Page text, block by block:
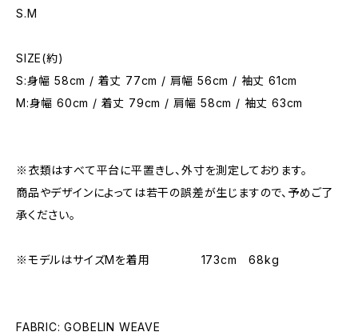
S.M
SIZE(約)
S:身幅 58cm / 着丈 77cm / 肩幅 56cm / 袖丈 61cm
M:身幅 60cm / 着丈 79cm / 肩幅 58cm / 袖丈 63cm
※衣類はすべて平台に平置きし、外寸を測定しております。
商品やデザインによっては若干の誤差が生じますので、予めご了
承ください。
※モデルはサイズMを着用 173cm 68kg
FABRIC: GOBELIN WEAVE